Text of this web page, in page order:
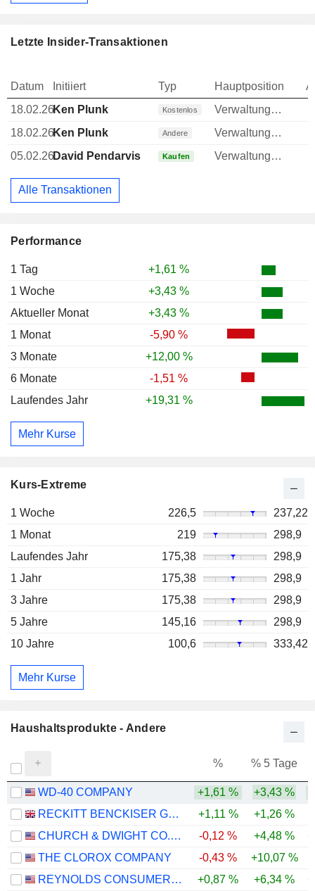
Performance
1 Tag
+1,61 %
1 Woche
+3,43 %
Aktueller Monat
+3,43 %
1 Monat
-5,90 %
3 Monate
+12,00 %
6 Monate
-1,51 %
Laufendes Jahr
+19,31 %
Mehr Kurse
Kurs-Extreme
1 Woche 226,5
237,22
1 Monat
219
298,9
Laufendes Jahr
175,38
298,9
1 Jahr
175,38
298,9
3 Jahre
175,38
298,9
5 Jahre
145,16
298,9
10 Jahre
100,6 333,42
Mehr Kurse
Letzte Insider-Transaktionen
Datum Initiiert Typ Hauptposition
18.02.26Ken Plunk Kostenlos
Verwaltungsratsmitglied
18.02.26Ken Plunk Andere
Verwaltungsratsmitglied
05.02.26David Pendarvis Kaufen Verwaltungsratsmitglied
Alle Transaktionen
Haushaltsprodukte - Andere
% % 5 Tage
WD-40 COMPANY +1,61 % +3,43 %
RECKITT BENCKISER GROUP PLC
+1,11 % +1,26 %
CHURCH & DWIGHT CO., INC.
-0,12 % +4,48 %
THE CLOROX COMPANY
-0,43 % +10,07 %
REYNOLDS CONSUMER PRODUCTS INC.
+0,87 % +6,34 %